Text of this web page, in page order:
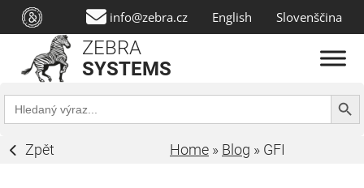
info@zebra.cz English Slovenščina
ZEBRA
SYSTEMS
Search
for:
Search
Zpět Home » Blog » GFI